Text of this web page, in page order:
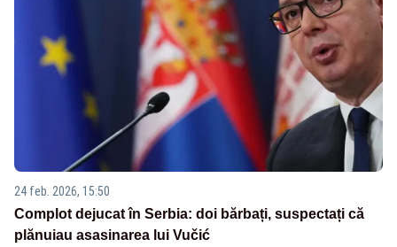
24 feb. 2026, 15:50
Complot dejucat în Serbia: doi bărbați, suspectați că
plănuiau asasinarea lui Vučić